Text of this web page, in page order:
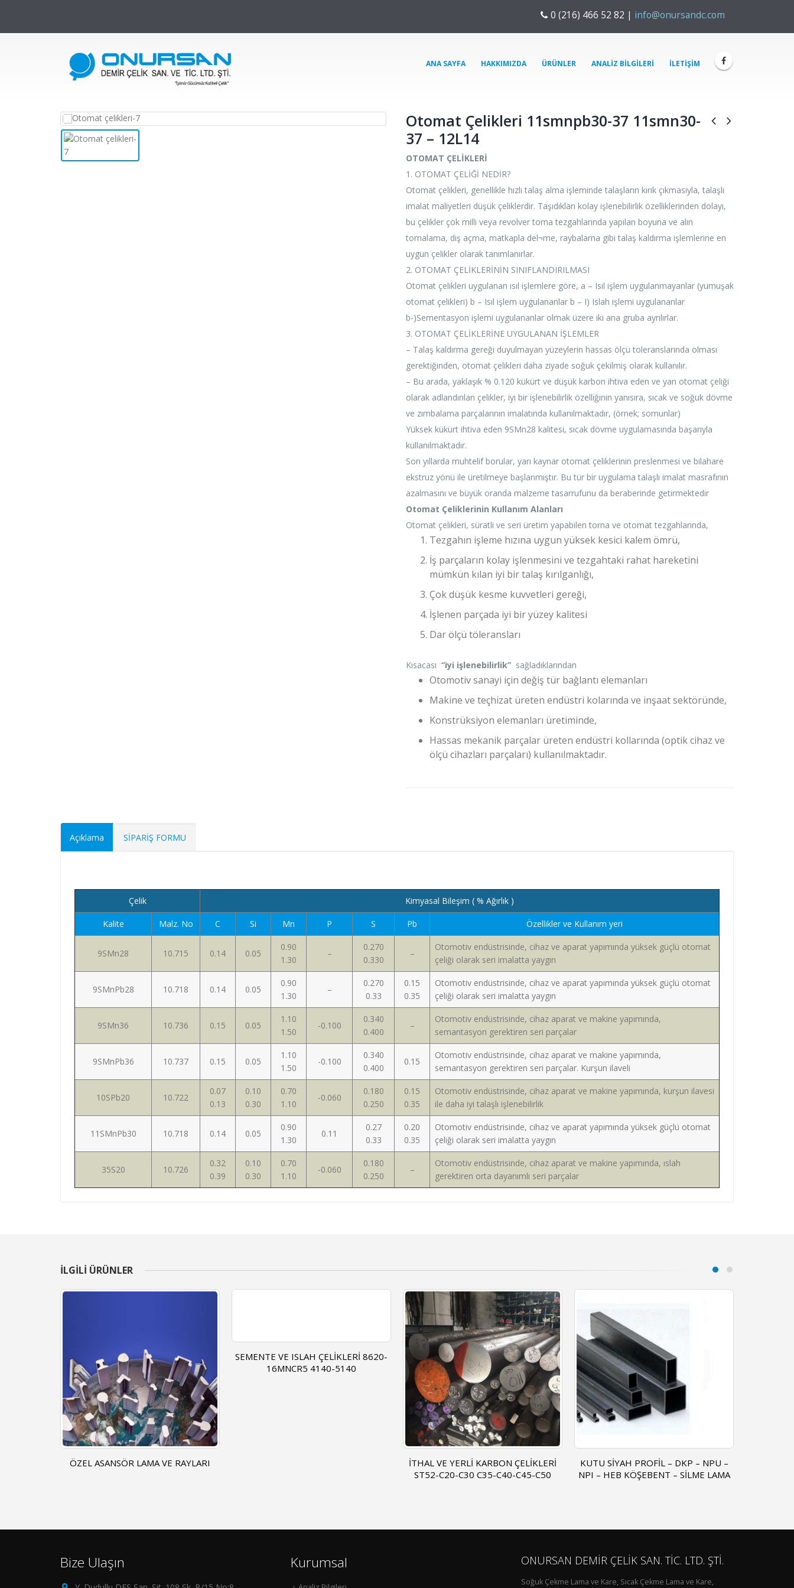
0 (216) 466 52 82 | info@onursandc.com
ANA SAYFA HAKKIMIZDA ÜRÜNLER ANALIZ BILGILERI İLETIŞIM
Otomat Çelikleri 11smnpb30-37 11smn30-
37 – 12L14
OTOMAT ÇELİKLERİ
1. OTOMAT ÇELİĞİ NEDİR?
Otomat çelikleri, genellikle hızlı talaş alma işleminde talaşların kırık çıkmasıyla, talaşlı
imalat maliyetleri düşük çeliklerdir. Taşıdıkları kolay işlenebilirlik özelliklerinden dolayı,
bu çelikler çok milli veya revolver torna tezgahlannda yapılan boyuna ve alın
tornalama, diş açma, matkapla del¬me, raybalama gibi talaş kaldırma işlemlerine en
uygun çelikler olarak tanımlanırlar.
2. OTOMAT ÇELİKLERİNİN SINIFLANDIRILMASI
Otomat çelikleri uygulanan ısıl işlemlere göre, a – Isıl işlem uygulanmayanlar (yumuşak
otomat çelikleri) b – Isıl işlem uygulananlar b – I) Islah işlemi uygulananlar
b-)Sementasyon işlemi uygulananlar olmak üzere iki ana gruba ayrılırlar.
3. OTOMAT ÇELİKLERİNE UYGULANAN İŞLEMLER
– Talaş kaldırma gereği duyulmayan yüzeylerin hassas ölçü toleranslarında olması
gerektiğinden, otomat çelikleri daha ziyade soğuk çekilmiş olarak kullanılır.
– Bu arada, yaklaşık % 0.120 kükürt ve düşük karbon ihtiva eden ve yan otomat çeliği
olarak adlandırılan çelikler, iyi bir işlenebilirlik özelliğinin yanısıra, sıcak ve soğuk dövme
ve zımbalama parçalarının imalatında kullanılmaktadır, (örnek; somunlar)
Yüksek kükürt ihtiva eden 9SMn28 kalitesi, sıcak dövme uygulamasında başarıyla
kullanılmaktadır.
Son yıllarda muhtelif borular, yarı kaynar otomat çeliklerinin preslenmesi ve bilahare
ekstruz yönü ile üretilmeye başlanmıştır. Bu tür bir uygulama talaşlı imalat masrafının
azalmasını ve büyük oranda malzeme tasarrufunu da beraberinde getirmektedir
Otomat Çeliklerinin Kullanım Alanları
Otomat çelikleri, süratli ve seri üretim yapabilen torna ve otomat tezgahlarında,
Tezgahın işleme hızına uygun yüksek kesici kalem ömrü,
İş parçaların kolay işlenmesini ve tezgahtaki rahat hareketini
mümkün kılan iyi bir talaş kırılganlığı,
Çok düşük kesme kuvvetleri gereği,
İşlenen parçada iyi bir yüzey kalitesi
Dar ölçü töleransları
Kısacası “iyi işlenebilirlik” sağladıklarından
Otomotiv sanayi için değiş tür bağlantı elemanları
Makine ve teçhizat üreten endüstri kolarında ve inşaat sektöründe,
Konstrüksiyon elemanları üretiminde,
Hassas mekanik parçalar üreten endüstri kollarında (optik cihaz ve
ölçü cihazları parçaları) kullanılmaktadır.
Açıklama SİPARİŞ FORMU
Çelik Kimyasal Bileşim ( % Ağırlık )
Kalite Malz. No C Si Mn P S Pb Özellikler ve Kullanım yeri
9SMn28 10.715 0.14 0.05
0.90
1.30
–
0.270
0.330
–
Otomotiv endüstrisinde, cihaz ve aparat yapımında yüksek güçlü otomat
çeliği olarak seri imalatta yaygın
9SMnPb28 10.718 0.14 0.05
0.90
1.30
–
0.270
0.33
0.15
0.35
Otomotiv endüstrisinde, cihaz ve aparat yapımında yüksek güçlü otomat
çeliği olarak seri imalatta yaygın
9SMn36 10.736 0.15 0.05
1.10
1.50
-0.100
0.340
0.400
–
Otomotiv endüstrisinde, cihaz aparat ve makine yapımında,
semantasyon gerektiren seri parçalar
9SMnPb36 10.737 0.15 0.05
1.10
1.50
-0.100
0.340
0.400
0.15
Otomotiv endüstrisinde, cihaz aparat ve makine yapımında,
semantasyon gerektiren seri parçalar. Kurşun ilaveli
10SPb20 10.722
0.07
0.13
0.10
0.30
0.70
1.10
-0.060
0.180
0.250
0.15
0.35
Otomotiv endüstrisinde, cihaz aparat ve makine yapımında, kurşun ilavesi
ile daha iyi talaşlı işlenebilirlik
11SMnPb30 10.718 0.14 0.05
0.90
1.30
0.11
0.27
0.33
0.20
0.35
Otomotiv endüstrisinde, cihaz ve aparat yapımında yüksek güçlü otomat
çeliği olarak seri imalatta yaygın
35S20 10.726
0.32
0.39
0.10
0.30
0.70
1.10
-0.060
0.180
0.250
–
Otomotiv endüstrisinde, cihaz aparat ve makine yapımında, ıslah
gerektiren orta dayanımlı seri parçalar
ILGILI ÜRÜNLER
SEMENTE VE ISLAH ÇELIKLERI 8620-
16MNCR5 4140-5140
KUTU SİYAH PROFİL – DKP – NPU –
NPI – HEB KÖŞEBENT – SİLME LAMA
DIĞER VASIFLI ÇELIKLER
Bize Ulaşın Kurumsal ONURSAN DEMİR ÇELİK SAN. TİC. LTD. ŞTİ.
Soğuk Çekme Lama ve Kare, Sıcak Çekme Lama ve Kare,